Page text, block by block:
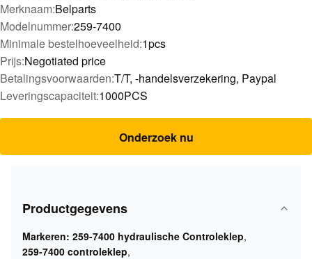
Merknaam:Belparts
Modelnummer:259-7400
Minimale bestelhoeveelheid:1pcs
Prijs:Negotiated price
Betalingsvoorwaarden:T/T, -handelsverzekering, Paypal
Leveringscapaciteit:1000PCS
Onderzoek nu
Productgegevens
Markeren: 259-7400 hydraulische Controleklep,
259-7400 controleklep,